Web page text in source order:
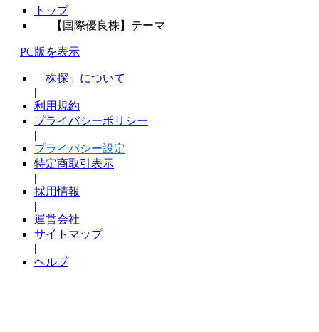
トップ
【国際優良株】テーマ
PC版を表示
「株探」について
|
利用規約
プライバシーポリシー
|
プライバシー設定
特定商取引表示
|
採用情報
|
運営会社
サイトマップ
|
ヘルプ